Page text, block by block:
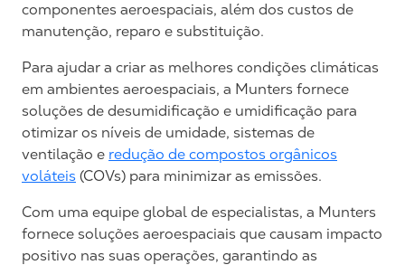
componentes aeroespaciais, além dos custos de
manutenção, reparo e substituição.
Para ajudar a criar as melhores condições climáticas
em ambientes aeroespaciais, a Munters fornece
soluções de desumidificação e umidificação para
otimizar os níveis de umidade, sistemas de
ventilação e redução de compostos orgânicos
voláteis (COVs) para minimizar as emissões.
Com uma equipe global de especialistas, a Munters
fornece soluções aeroespaciais que causam impacto
positivo nas suas operações, garantindo as